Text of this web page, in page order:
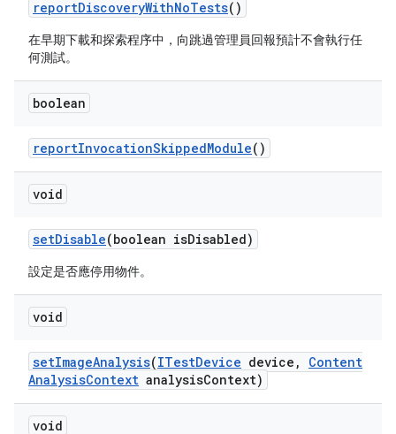
reportDiscoveryWithNoTests()
在早期下載和探索程序中，向跳過管理員回報預計不會執行任
何測試。
boolean
reportInvocationSkippedModule()
void
setDisable(boolean isDisabled)
設定是否應停用物件。
void
setImageAnalysis(ITestDevice device ,
Content
AnalysisContext analysisContext)
void